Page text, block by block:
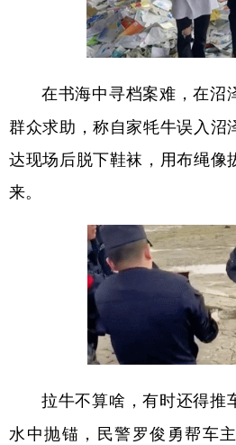
在书海中寻档案难，在沼
群众求助，称自家牦牛误入沼
达现场后脱下鞋袜，用布绳像
来。
拉牛不算啥，有时还得推
水中抛锚，民警罗俊勇帮车